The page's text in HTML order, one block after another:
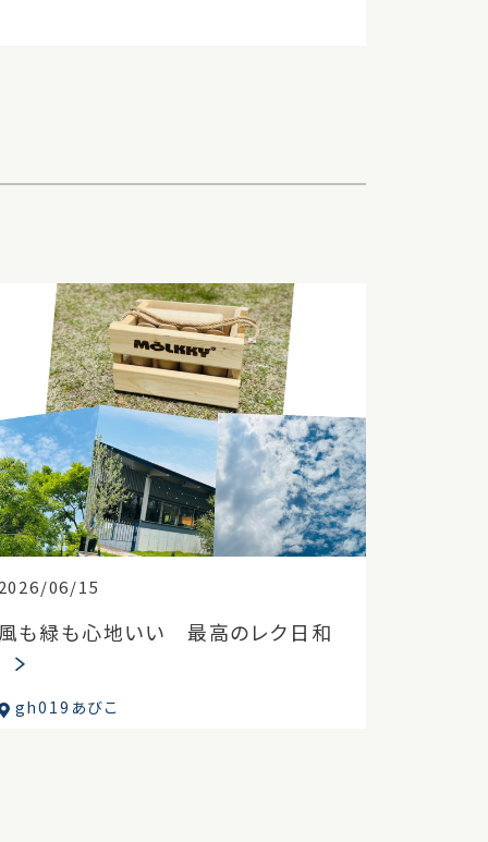
06/15
も緑も心地いい 最高のレク日和
gh019あびこ